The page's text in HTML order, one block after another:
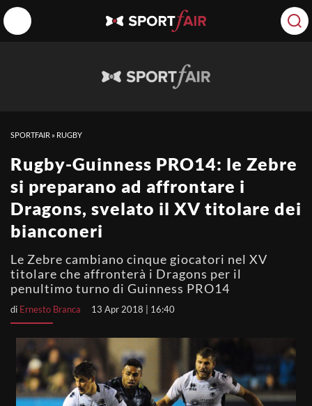
SPORTFAIR » RUGBY
Rugby-Guinness PRO14: le Zebre
si preparano ad affrontare i
Dragons, svelato il XV titolare dei
bianconeri
Le Zebre cambiano cinque giocatori nel XV
titolare che affronterà i Dragons per il
penultimo turno di Guinness PRO14
di Ernesto Branca 13 Apr 2018 | 16:40